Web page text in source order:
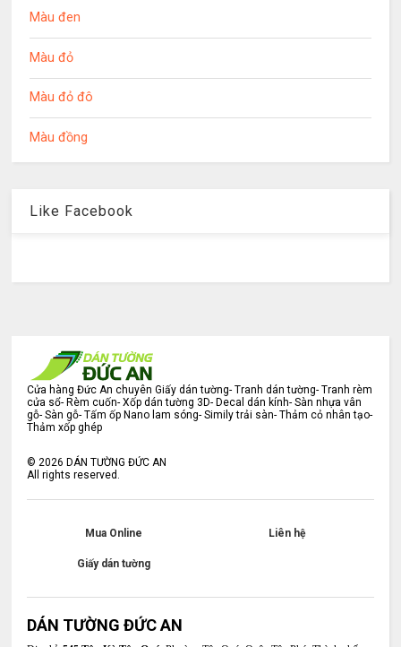
Màu đen
Màu đỏ
Màu đỏ đô
Màu đồng
Like Facebook
Cửa hàng Đức An chuyên Giấy dán tường- Tranh dán tường- Tranh rèm
cửa sổ- Rèm cuốn- Xốp dán tường 3D- Decal dán kính- Sàn nhựa vân
gỗ- Sàn gỗ- Tấm ốp Nano lam sóng- Simily trải sàn- Thảm cỏ nhân tạo-
Thảm xốp ghép
©2026 DÁN TƯỜNG ĐỨC AN
All rights reserved.
Mua Online Liên hệ
Giấy dán tường
DÁN TƯỜNG ĐỨC AN